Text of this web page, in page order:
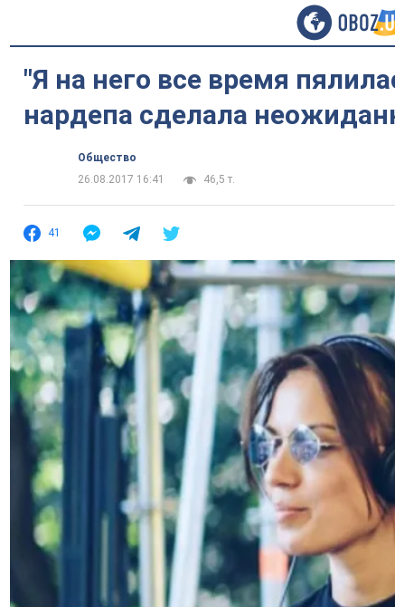
"Я на него все время
нардепа сделала
Общество
26.08.2017 16:41
46,5 т.
41